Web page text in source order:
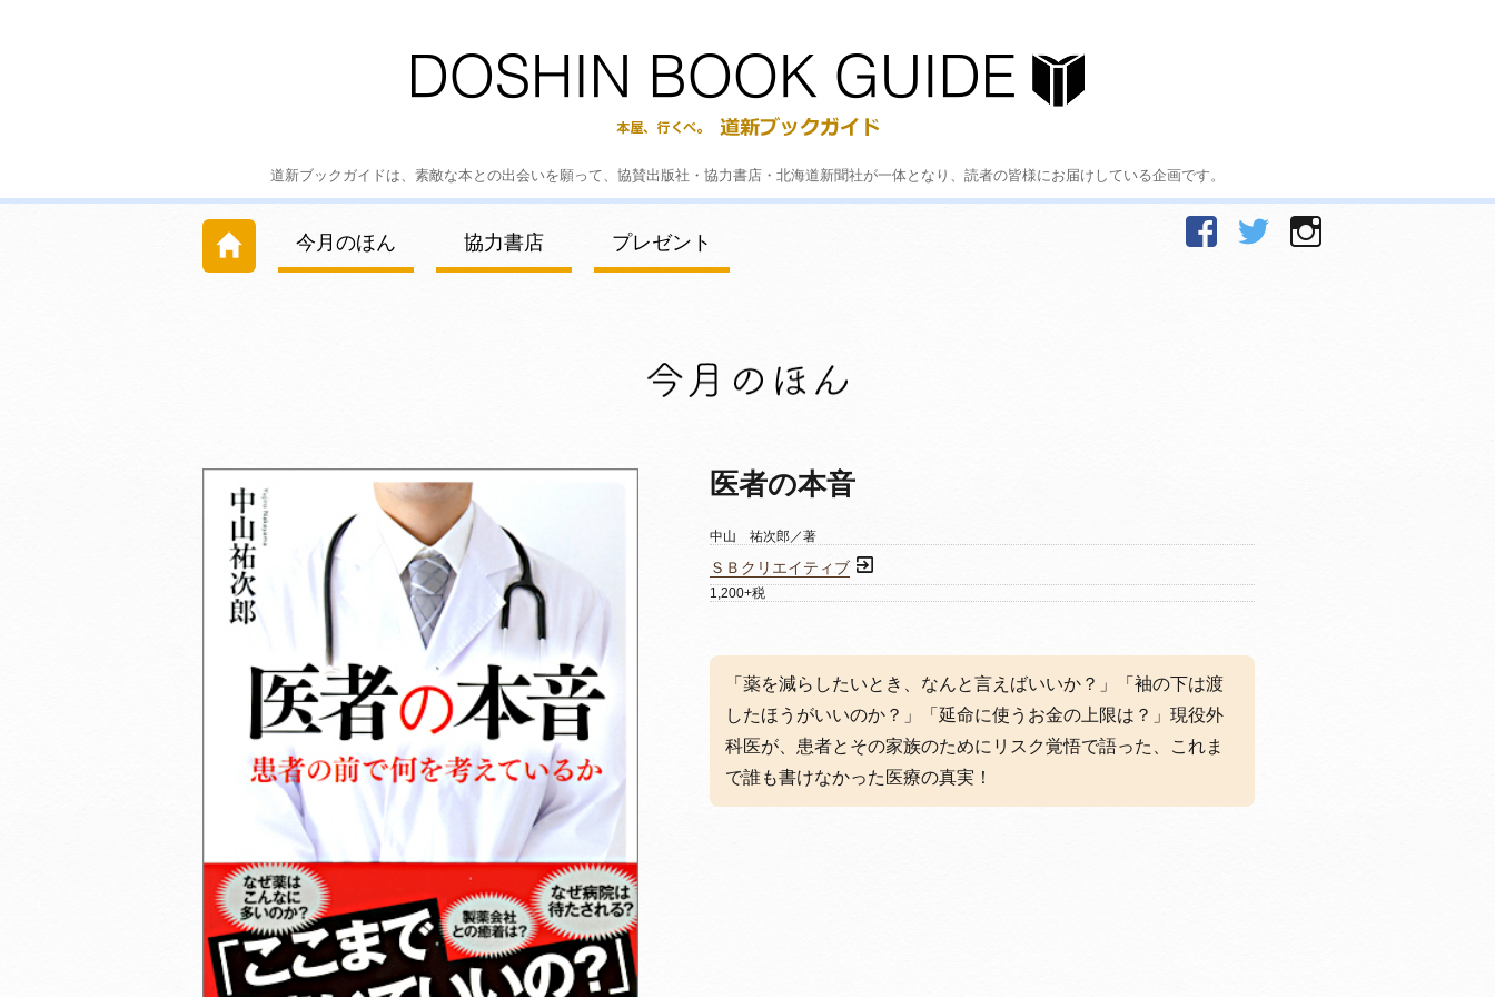
道新ブックガイドは、素敵な本との出会いを願って、協賛出版社・協力書店・北海道新聞社が一体となり、読者の皆様にお届けしている企画です。
今月のほん 協力書店 プレゼント
facebookTwitter
医者の本音
中山 祐次郎／著
ＳＢクリエイティブ
1,200+税
「薬を減らしたいとき、なんと言えばいいか？」「袖の下は渡
したほうがいいのか？」「延命に使うお金の上限は？」現役外
科医が、患者とその家族のためにリスク覚悟で語った、これま
で誰も書けなかった医療の真実！